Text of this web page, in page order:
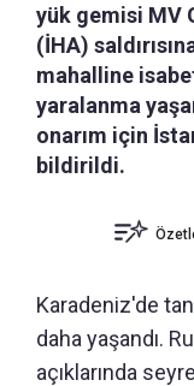
yük gemisi MV
(İHA)
mahalline
yaralanma
onarım için
bildirildi.
Karadeniz'de
daha yaşandı.
açıklarında